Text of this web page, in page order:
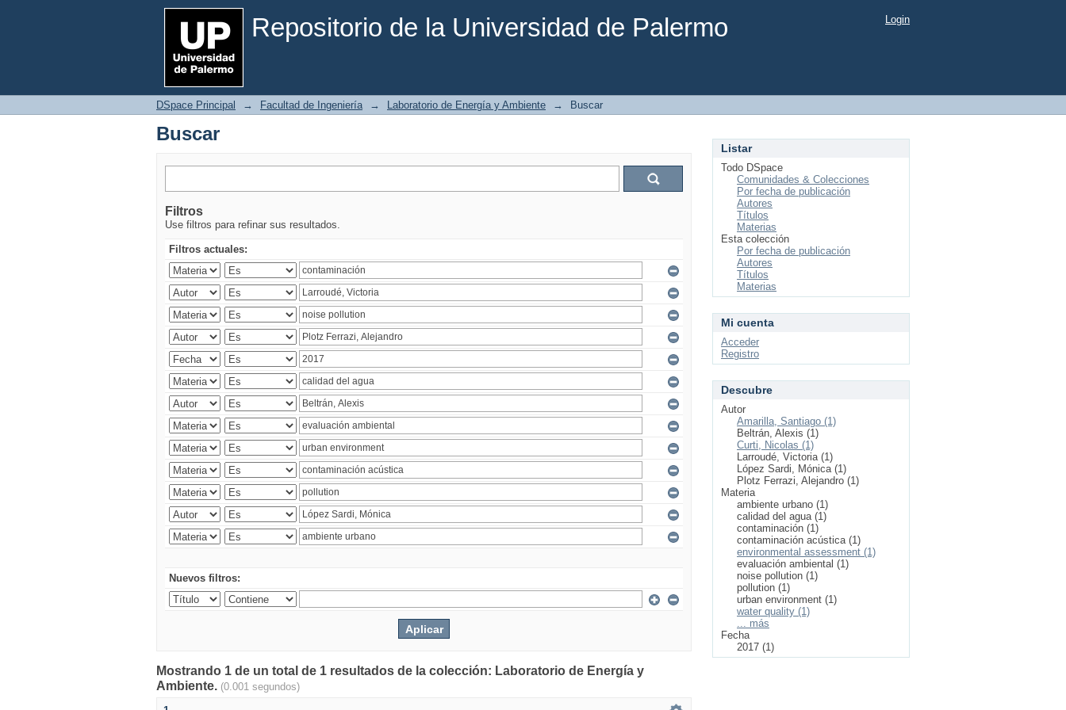
Repositorio de la Universidad de Palermo
Buscar Login
DSpace Principal → Facultad de Ingeniería → Laboratorio de Energía y Ambiente → Buscar
Buscar
Filtros
Use filtros para refinar sus resultados.
Filtros actuales:
Nuevos filtros:
Mostrando 1 de un total de 1 resultados de la colección: Laboratorio de Energía y
Ambiente. (0.001 segundos)
Listar
Todo DSpace
Comunidades & Colecciones
Por fecha de publicación
Autores
Títulos
Materias
Esta colección
Por fecha de publicación
Autores
Títulos
Materias
Mi cuenta
Acceder
Registro
Descubre
Autor
Amarilla, Santiago (1)
Beltrán, Alexis (1)
Curti, Nicolas (1)
Larroudé, Victoria (1)
López Sardi, Mónica (1)
Plotz Ferrazi, Alejandro (1)
Materia
ambiente urbano (1)
calidad del agua (1)
contaminación (1)
contaminación acústica (1)
environmental assessment (1)
evaluación ambiental (1)
noise pollution (1)
pollution (1)
urban environment (1)
water quality (1)
... más
Fecha
2017 (1)